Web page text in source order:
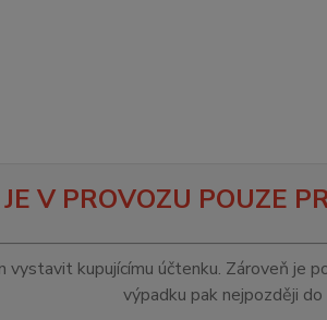
V PROVOZU POUZE
vystavit kupujícímu účtenku. Zároveň je
výpadku pak nejpozději